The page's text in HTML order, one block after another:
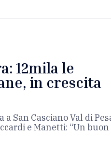
12mila le
in crescita
San Casciano Val di
e Manetti: “Un buon